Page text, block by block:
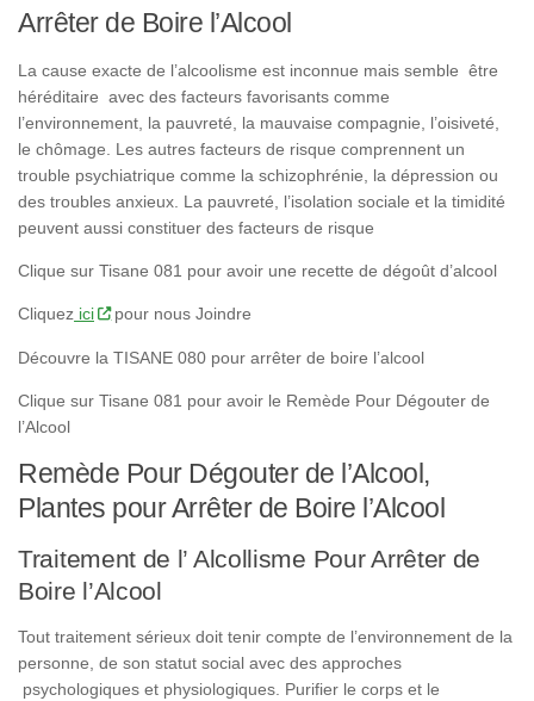
Arrêter de Boire l’Alcool
La cause exacte de l’alcoolisme est inconnue mais semble être
héréditaire avec des facteurs favorisants comme
l’environnement, la pauvreté, la mauvaise compagnie, l’oisiveté,
le chômage. Les autres facteurs de risque comprennent un
trouble psychiatrique comme la schizophrénie, la dépression ou
des troubles anxieux. La pauvreté, l’isolation sociale et la timidité
peuvent aussi constituer des facteurs de risque
Clique sur Tisane 081 pour avoir une recette de dégoût d’alcool
Cliquez ici pour nous Joindre
Découvre la TISANE 080 pour arrêter de boire l’alcool
Clique sur Tisane 081 pour avoir le Remède Pour Dégouter de
l’Alcool
Remède Pour Dégouter de l’Alcool,
Plantes pour Arrêter de Boire l’Alcool
Traitement de l’ Alcollisme Pour Arrêter de
Boire l’Alcool
Tout traitement sérieux doit tenir compte de l’environnement de la
personne, de son statut social avec des approches
psychologiques et physiologiques. Purifier le corps et le